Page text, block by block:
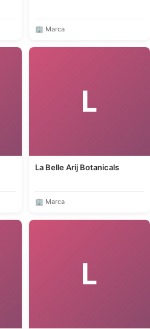
🏢 Marca
L
La Belle Arij Botanicals
🏢 Marca
L